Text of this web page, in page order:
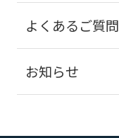
よくあるご質問
お知らせ